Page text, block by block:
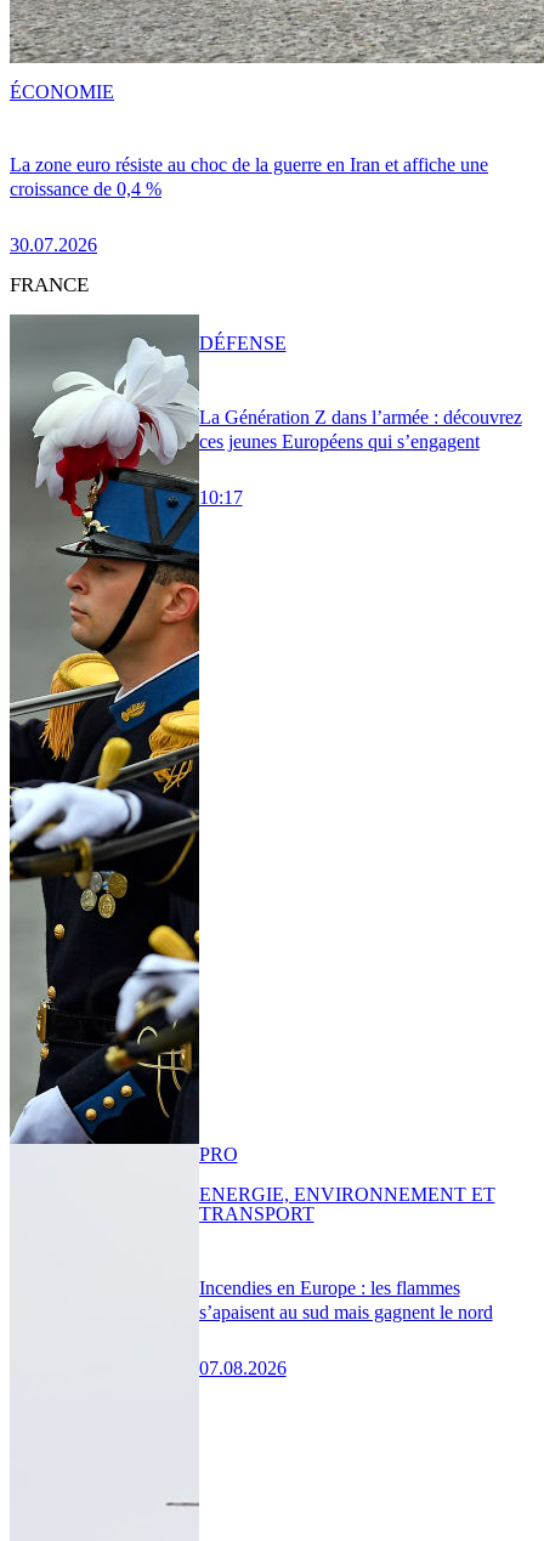
La zone euro résiste au choc de la guerre en Iran et affiche une
croissance de 0,4 %
30.07.2026
ÉCONOMIE
FRANCE
La Génération Z dans l’armée : découvrez
ces jeunes Européens qui s’engagent
10:17
DÉFENSE
Incendies en Europe : les flammes
s’apaisent au sud mais gagnent le nord
07.08.2026
PRO
ENERGIE, ENVIRONNEMENT ET
TRANSPORT